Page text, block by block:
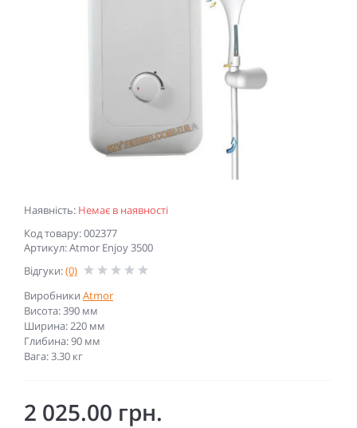
Наявність: Немає в наявності
Код товару: 002377
Артикул: Atmor Enjoy 3500
Відгуки:(0)
Виробники Atmor
Висота: 390 мм
Ширина: 220 мм
Глибина: 90 мм
Вага: 3.30 кг
2 025.00 грн.